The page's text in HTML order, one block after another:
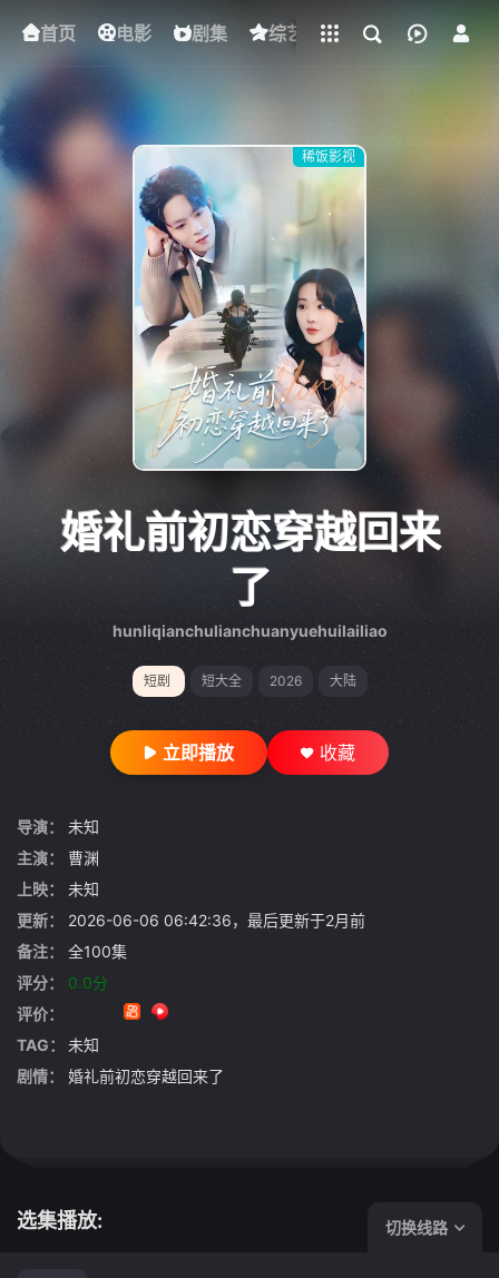
首页 电影 剧集 综艺 动漫 短剧
下载客户端
gt 0"}
稀饭影视
婚礼前初恋穿越回来
了
hunliqianchulianchuanyuehuilailiao
短剧 短大全 2026 大陆
立即播放 收藏
导演：
未知
主演：
曹渊
上映：
未知
更新：
2026-06-06 06:42:36，最后更新于2月前
备注：
全100集
评分：
0.0分
评价：
TAG：
未知
剧情：
婚礼前初恋穿越回来了
选集播放: 切换线路